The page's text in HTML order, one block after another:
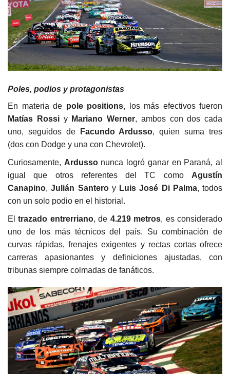
Poles, podios y protagonistas
En materia de pole positions, los más efectivos fueron
Matías Rossiy Mariano Werner, ambos con dos cada
uno, seguidos de
Facundo Ardusso, quien suma tres
(dos con Dodge y una con Chevrolet).
Curiosamente, Ardussonunca logró ganar en Paraná, al
igual que otros referentes del TC como Agustín
Canapino,Julián Santeroy Luis José Di Palma, todos
con un solo podio en el historial.
Eltrazado entrerriano, de 4.219 metros, es considerado
uno de los más técnicos del país. Su combinación de
curvas rápidas, frenajes exigentes y rectas cortas ofrece
carreras apasionantes y definiciones ajustadas, con
tribunas siempre colmadas de fanáticos.